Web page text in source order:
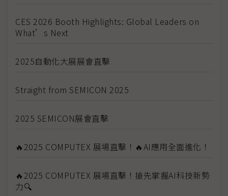
CES 2026 Booth Highlights: Global Leaders on
What’s Next
2025自動化大展展會直擊
Straight from SEMICON 2025
2025 SEMICON展會直擊
🔥2025 COMPUTEX 展場直擊！🔥AI應用全面進化！
🔥2025 COMPUTEX 展場直擊！搶先掌握AI科技新勢
力🔍